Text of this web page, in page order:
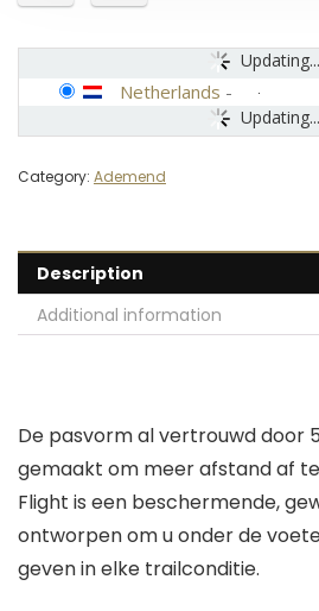
Updating...
Updating...
Netherlands -
Category: Ademend
Description
Additional information
De pasvorm al vertrouwd door
gemaakt om meer afstand af
Flight is een beschermende,
ontworpen om u onder de
geven in elke trailconditie.